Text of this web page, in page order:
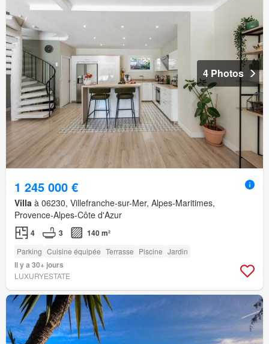
4 Photos
1 245 000 €
Villa à 06230, Villefranche-sur-Mer, Alpes-Maritimes,
Provence-Alpes-Côte d'Azur
4 3 140 m²
Parking Cuisine équipée Terrasse Piscine Jardin
Il y a 30+ jours
LUXURYESTATE